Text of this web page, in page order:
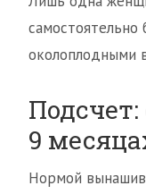
самостоятельно
околоплодными
Подсчет:
9
Нормой